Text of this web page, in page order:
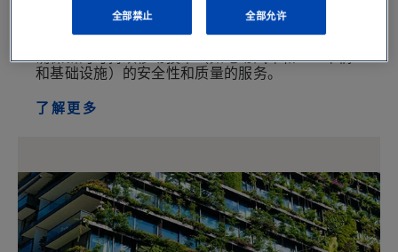
新出行方式
确保新的可持续移动技术（如电动汽车和 H2 车辆
和基础设施）的安全性和质量的服务。
了解更多
全部禁止 全部允许